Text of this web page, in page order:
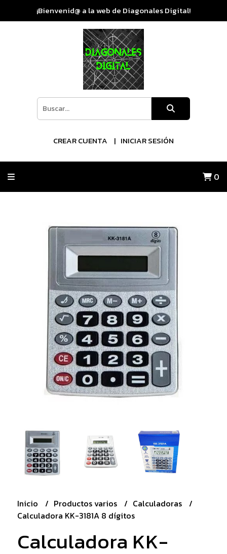
¡Bienvenid@ a la web de Diagonales Digital!
CREAR CUENTA INICIAR SESIÓN
0
Inicio Productos varios
Calculadoras
Calculadora KK-3181A 8 dígitos
Calculadora KK-